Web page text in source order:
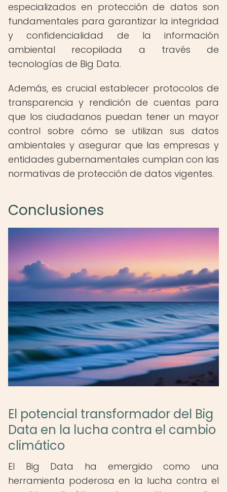
especializados en protección de datos son
fundamentales para garantizar la integridad
y confidencialidad de la información
ambiental recopilada a través de
tecnologías de Big Data.
Además, es crucial establecer protocolos de
transparencia y rendición de cuentas para
que los ciudadanos puedan tener un mayor
control sobre cómo se utilizan sus datos
ambientales y asegurar que las empresas y
entidades gubernamentales cumplan con las
normativas de protección de datos vigentes.
Conclusiones
El potencial transformador del Big
Data en la lucha contra el cambio
climático
El Big Data ha emergido como una
herramienta poderosa en la lucha contra el